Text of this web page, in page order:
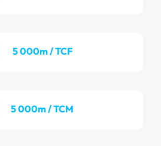
5 000m / TCF
5 000m / TCM